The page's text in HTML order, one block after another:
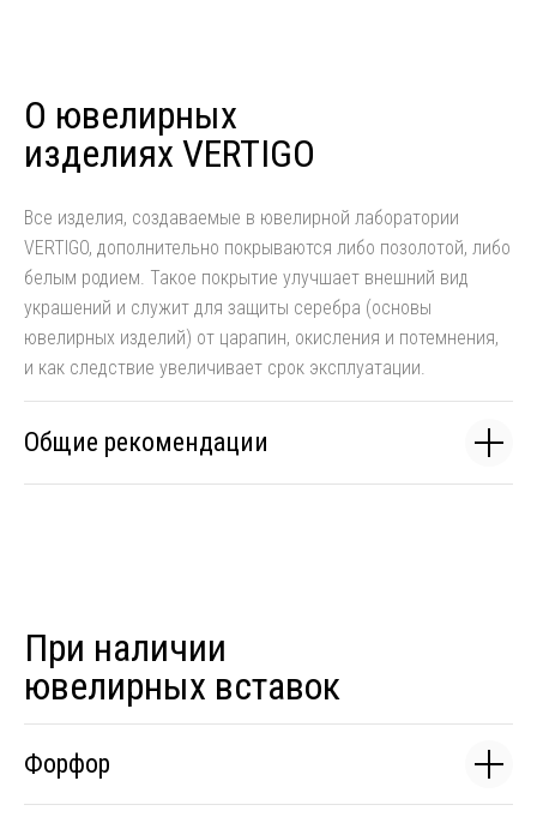
О ювелирных
изделиях VERTIGO
Все изделия, создаваемые в ювелирной лаборатории
VERTIGO, дополнительно покрываются либо позолотой, либо
белым родием. Такое покрытие улучшает внешний вид
украшений и служит для защиты серебра (основы
ювелирных изделий) от царапин, окисления и потемнения,
и как следствие увеличивает срок эксплуатации.
Общие рекомендации
При наличии
ювелирных вставок
Форфор